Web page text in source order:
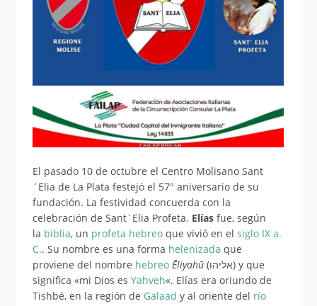
El pasado 10 de octubre el Centro Molisano Sant
´Elia de La Plata festejó el 57° aniversario de su
fundación. La festividad concuerda con la
celebración de Sant´Elia Profeta. Elíasfue, según
la biblia, un profeta hebreoque vivió en el siglo IX a.
C.. Su nombre es una forma helenizada que
proviene del nombre hebreo Ēliyahū(אליהו) y que
significa «mi Dios es Yahveh«. ​ Elías era oriundo de
Tishbé, en la región de Galaad y al oriente del río